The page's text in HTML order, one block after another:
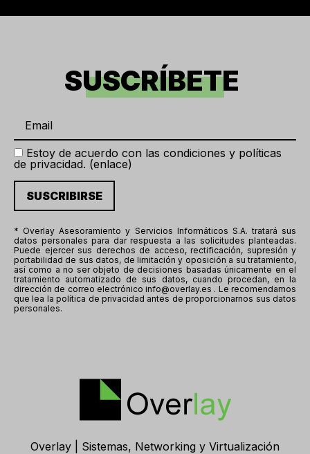
SUSCRÍBETE
Estoy de acuerdo con las condiciones y políticas
de privacidad. (enlace)
* Overlay Asesoramiento y Servicios Informáticos S.A. tratará sus
datos personales para dar respuesta a las solicitudes planteadas.
Puede ejercer sus derechos de acceso, rectificación, supresión y
portabilidad de sus datos, de limitación y oposición a su tratamiento,
así como a no ser objeto de decisiones basadas únicamente en el
tratamiento automatizado de sus datos, cuando procedan, en la
dirección de correo electrónico info@overlay.es . Le recomendamos
que lea la política de privacidad antes de proporcionarnos sus datos
personales.
Overlay | Sistemas, Networking y Virtualización